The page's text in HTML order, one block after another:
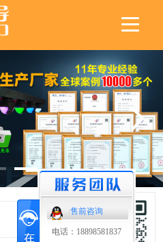
售前咨询
电话：18898581837
首页 > 公告